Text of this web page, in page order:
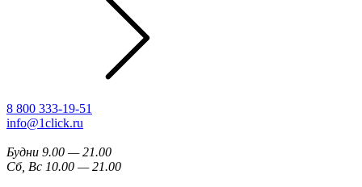
8 800 333-19-51
info@1click.ru
Будни 9.00 — 21.00
Сб, Вс 10.00 — 21.00